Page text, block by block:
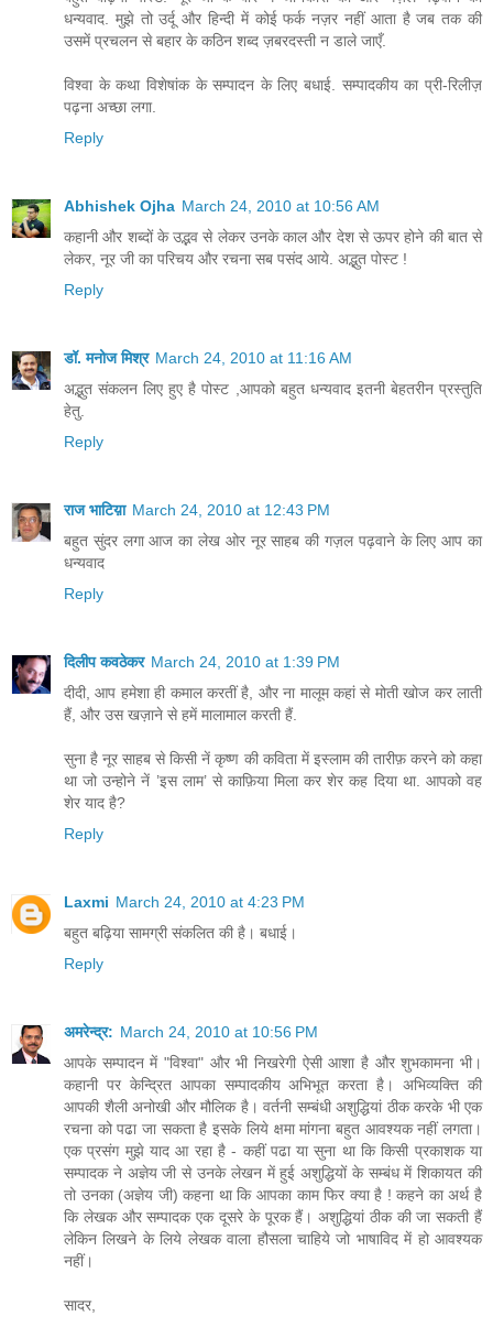
धन्यवाद. मुझे तो उर्दू और हिन्दी में कोई फर्क नज़र नहीं आता है जब तक की
उसमें प्रचलन से बहार के कठिन शब्द ज़बरदस्ती न डाले जाएँ.
विश्वा के कथा विशेषांक के सम्पादन के लिए बधाई. सम्पादकीय का प्री-रिलीज़
पढ़ना अच्छा लगा.
Reply
Abhishek Ojha March 24, 2010 at 10:56 AM
कहानी और शब्दों के उद्भव से लेकर उनके काल और देश से ऊपर होने की बात से
लेकर, नूर जी का परिचय और रचना सब पसंद आये. अद्भुत पोस्ट !
Reply
डॉ. मनोज मिश्र March 24, 2010 at 11:16 AM
अद्भुत संकलन लिए हुए है पोस्ट ,आपको बहुत धन्यवाद इतनी बेहतरीन प्रस्तुति
हेतु.
Reply
राज भाटिय़ा March 24, 2010 at 12:43 PM
बहुत सुंदर लगा आज का लेख ओर नूर साहब की गज़ल पढ़वाने के लिए आप का
धन्यवाद
Reply
दिलीप कवठेकर March 24, 2010 at 1:39 PM
दीदी, आप हमेशा ही कमाल करतीं है, और ना मालूम कहां से मोती खोज कर लाती
हैं, और उस खज़ाने से हमें मालामाल करती हैं.
सुना है नूर साहब से किसी नें कृष्ण की कविता में इस्लाम की तारीफ़ करने को कहा
था जो उन्होने नें ’इस लाम’ से काफ़िया मिला कर शेर कह दिया था. आपको वह
शेर याद है?
Reply
Laxmi March 24, 2010 at 4:23 PM
बहुत बढ़िया सामग्री संकलित की है। बधाई।
Reply
अमरेन्द्र: March 24, 2010 at 10:56 PM
आपके सम्पादन में "विश्वा" और भी निखरेगी ऐसी आशा है और शुभकामना भी।
कहानी पर केन्द्रित आपका सम्पादकीय अभिभूत करता है। अभिव्यक्ति की
आपकी शैली अनोखी और मौलिक है। वर्तनी सम्बंधी अशुद्धियां ठीक करके भी एक
रचना को पढा जा सकता है इसके लिये क्षमा मांगना बहुत आवश्यक नहीं लगता।
एक प्रसंग मुझे याद आ रहा है - कहीं पढा या सुना था कि किसी प्रकाशक या
सम्पादक ने अज्ञेय जी से उनके लेखन में हुई अशुद्धियों के सम्बंध में शिकायत की
तो उनका (अज्ञेय जी) कहना था कि आपका काम फिर क्या है ! कहने का अर्थ है
कि लेखक और सम्पादक एक दूसरे के पूरक हैं। अशुद्धियां ठीक की जा सकती हैं
लेकिन लिखने के लिये लेखक वाला हौसला चाहिये जो भाषाविद में हो आवश्यक
नहीं।
सादर,